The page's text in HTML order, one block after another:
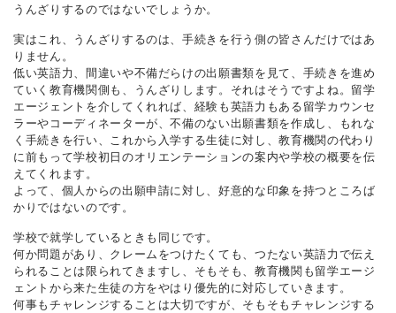
うんざりするのではないでしょうか。
実はこれ、うんざりするのは、手続きを行う側の皆さんだけではあ
りません。
低い英語力、間違いや不備だらけの出願書類を見て、手続きを進め
ていく教育機関側も、うんざりします。それはそうですよね。留学
エージェントを介してくれれば、経験も英語力もある留学カウンセ
ラーやコーディネーターが、不備のない出願書類を作成し、もれな
く手続きを行い、これから入学する生徒に対し、教育機関の代わり
に前もって学校初日のオリエンテーションの案内や学校の概要を伝
えてくれます。
よって、個人からの出願申請に対し、好意的な印象を持つところば
かりではないのです。
学校で就学しているときも同じです。
何か問題があり、クレームをつけたくても、つたない英語力で伝え
られることは限られてきますし、そもそも、教育機関も留学エージ
ェントから来た生徒の方をやはり優先的に対応していきます。
何事もチャレンジすることは大切ですが、そもそもチャレンジする